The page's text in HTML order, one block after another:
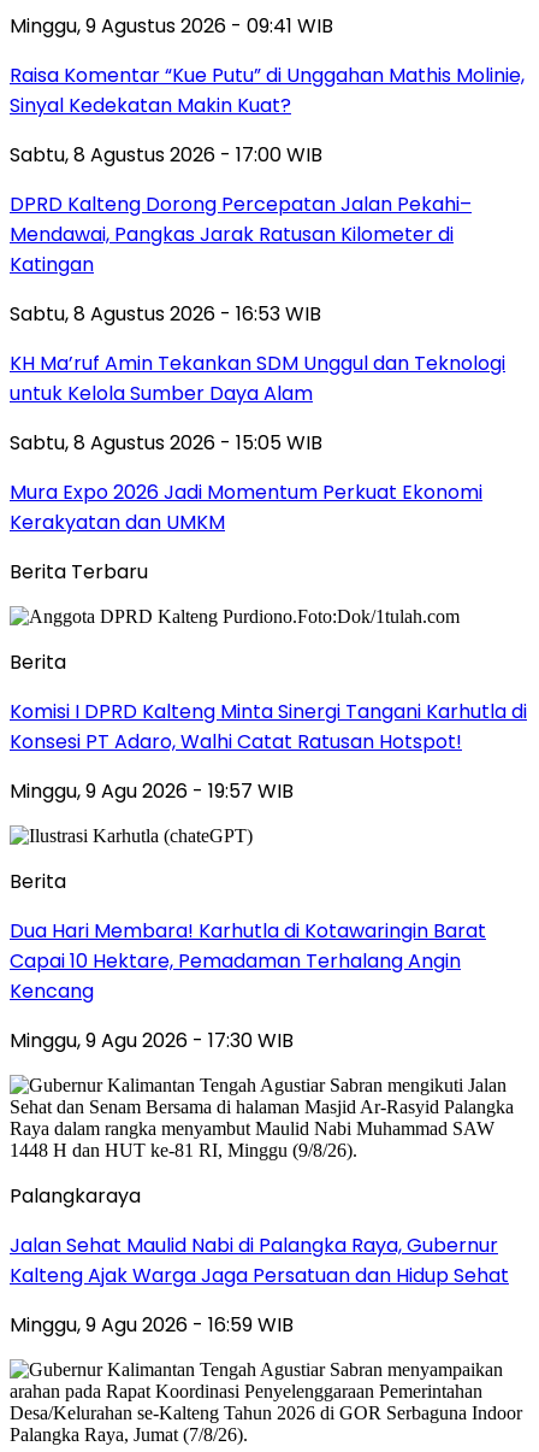
Minggu, 9 Agustus 2026 - 09:41 WIB
Raisa Komentar “Kue Putu” di Unggahan Mathis Molinie,
Sinyal Kedekatan Makin Kuat?
Sabtu, 8 Agustus 2026 - 17:00 WIB
DPRD Kalteng Dorong Percepatan Jalan Pekahi–
Mendawai, Pangkas Jarak Ratusan Kilometer di
Katingan
Sabtu, 8 Agustus 2026 - 16:53 WIB
KH Ma’ruf Amin Tekankan SDM Unggul dan Teknologi
untuk Kelola Sumber Daya Alam
Sabtu, 8 Agustus 2026 - 15:05 WIB
Mura Expo 2026 Jadi Momentum Perkuat Ekonomi
Kerakyatan dan UMKM
Berita Terbaru
Berita
Komisi I DPRD Kalteng Minta Sinergi Tangani Karhutla di
Konsesi PT Adaro, Walhi Catat Ratusan Hotspot!
Minggu, 9 Agu 2026 - 19:57 WIB
Berita
Dua Hari Membara! Karhutla di Kotawaringin Barat
Capai 10 Hektare, Pemadaman Terhalang Angin
Kencang
Minggu, 9 Agu 2026 - 17:30 WIB
Palangkaraya
Jalan Sehat Maulid Nabi di Palangka Raya, Gubernur
Kalteng Ajak Warga Jaga Persatuan dan Hidup Sehat
Minggu, 9 Agu 2026 - 16:59 WIB